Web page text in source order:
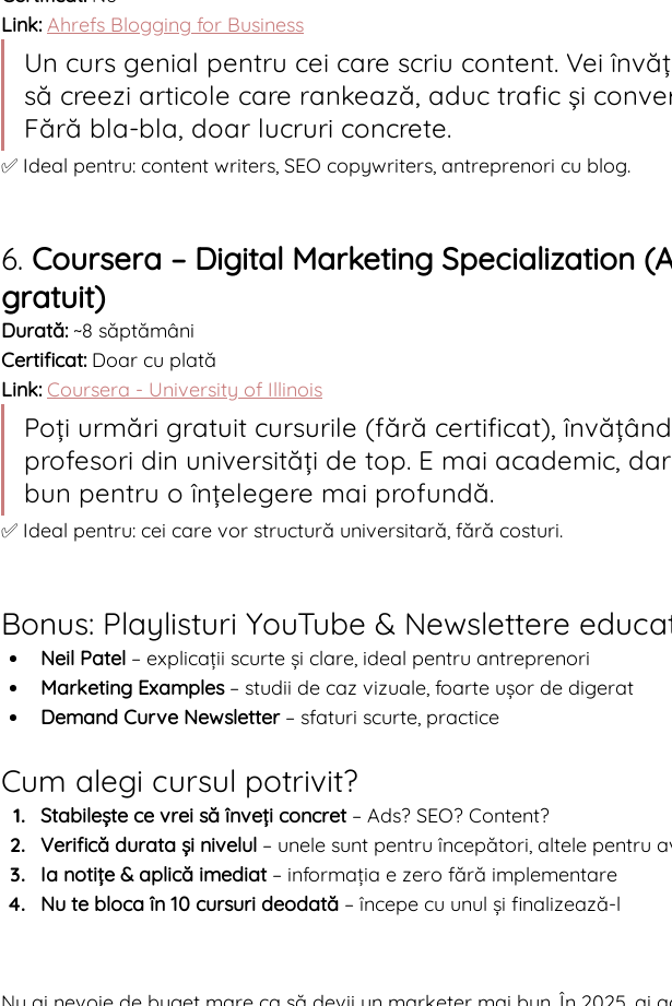
Link: Ahrefs Blogging for Business
Un curs genial pentru cei care scriu content. Vei
să creezi articole care rankează, aduc trafic și
Fără bla-bla, doar lucruri concrete.
✅ Ideal pentru: content writers, SEO copywriters, antreprenori cu blog.
6. Coursera – Digital Marketing Specialization
gratuit)
Durată: ~8 săptămâni
Certificat: Doar cu plată
Link: Coursera - University of Illinois
Poți urmări gratuit cursurile (fără certificat),
profesori din universități de top. E mai academic,
bun pentru o înțelegere mai profundă.
✅ Ideal pentru: cei care vor structură universitară, fără costuri.
Bonus: Playlisturi YouTube & Newslettere
Neil Patel – explicații scurte și clare, ideal pentru antreprenori
Marketing Examples – studii de caz vizuale, foarte ușor de digerat
Demand Curve Newsletter – sfaturi scurte, practice
Cum alegi cursul potrivit?
Stabilește ce vrei să înveți concret – Ads? SEO? Content?
Verifică durata și nivelul – unele sunt pentru începători, altele pentru
Ia notițe & aplică imediat – informația e zero fără implementare
Nu te bloca în 10 cursuri deodată – începe cu unul și finalizează-l